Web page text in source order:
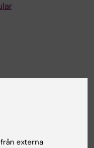
externa